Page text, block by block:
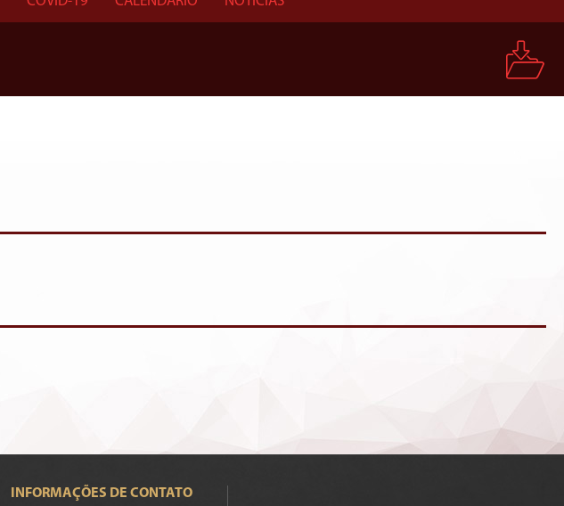
INFORMAÇÕES DE CONTATO